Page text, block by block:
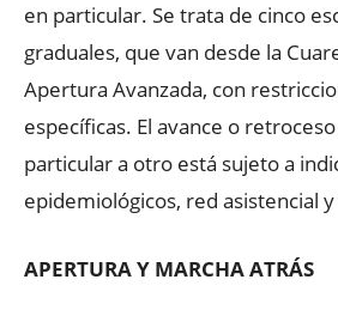
en particular. Se trata de cinco
graduales, que van desde la
Apertura Avanzada, con
específicas. El avance o
particular a otro está sujeto a
epidemiológicos, red asistencial
APERTURA Y MARCHA ATRÁS